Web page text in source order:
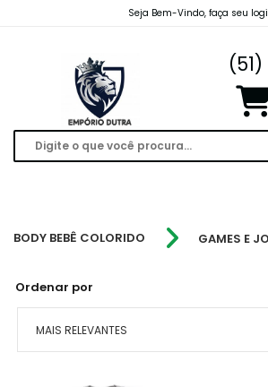
Seja Bem-Vindo, faça seu
BODY BEBÊ COLORIDO GAMES E
Ordenar por
MAIS RELEVANTES